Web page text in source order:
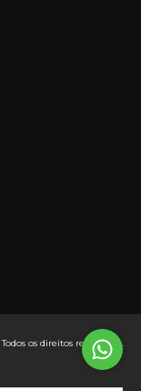
os direitos reservados.